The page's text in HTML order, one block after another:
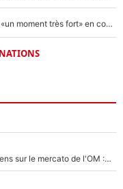
XV de France : Antoine Dupont impliqué dans «un moment très fort» en coulisses
Medina, Rulli, Paixao... ça part dans tous les sens sur le mercato de l'OM : Frank McCourt va enfin récupérer l'argent qu'il attend ?